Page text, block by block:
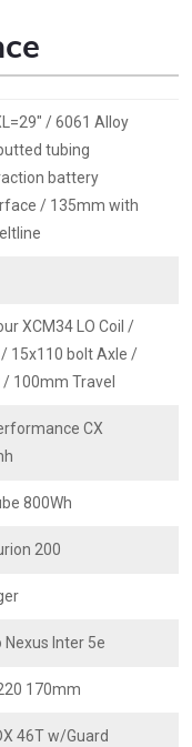
/ 6061 Alloy
tubing
battery
/ 135mm with
XCM34 LO Coil /
15x110 bolt Axle /
/ 100mm Travel
CX
800Wh
200
Nexus Inter 5e
170mm
46T w/Guard